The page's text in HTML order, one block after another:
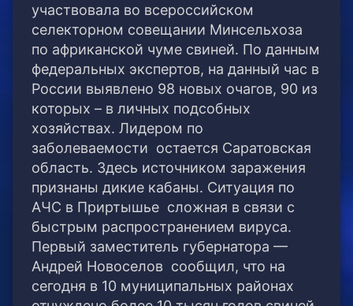
участвовала во всероссийском
селекторном совещании Минсельхоза
по африканской чуме свиней. По данным
федеральных экспертов, на данный час в
России выявлено 98 новых очагов, 90 из
которых – в личных подсобных
хозяйствах. Лидером по
заболеваемости остается Саратовская
область. Здесь источником заражения
признаны дикие кабаны. Ситуация по
АЧС в Приртышье сложная в связи с
быстрым распространением вируса.
Первый заместитель губернатора —
Андрей Новоселов сообщил, что на
сегодня в 10 муниципальных районах